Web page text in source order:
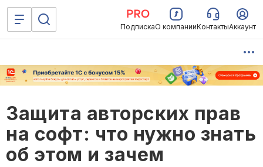
ПодпискаО компанииКонтактыАккаунт
Защита авторских прав
на софт: что нужно знать
об этом и зачем